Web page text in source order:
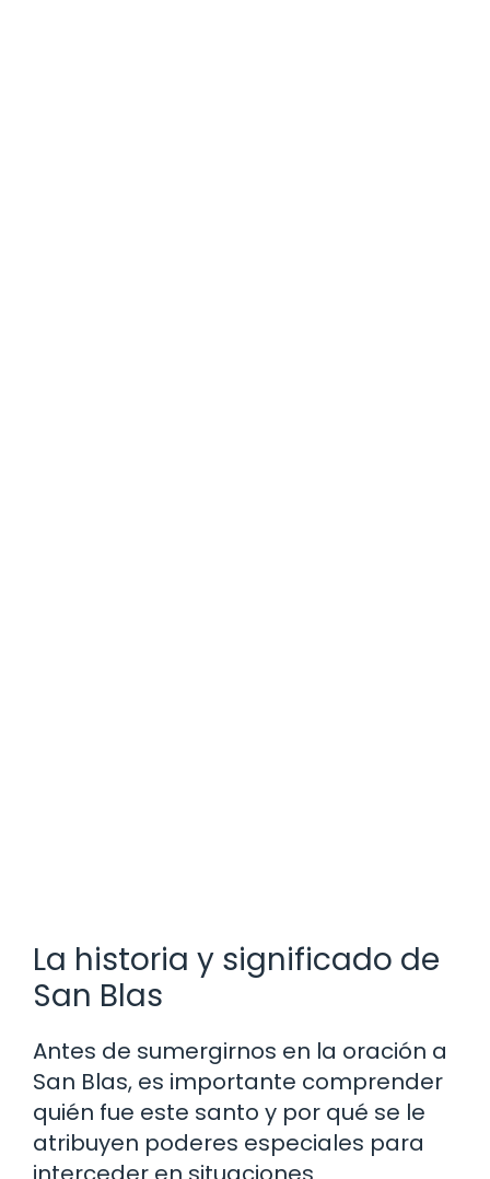
La historia y significado de
San Blas
Antes de sumergirnos en la oración a
San Blas, es importante comprender
quién fue este santo y por qué se le
atribuyen poderes especiales para